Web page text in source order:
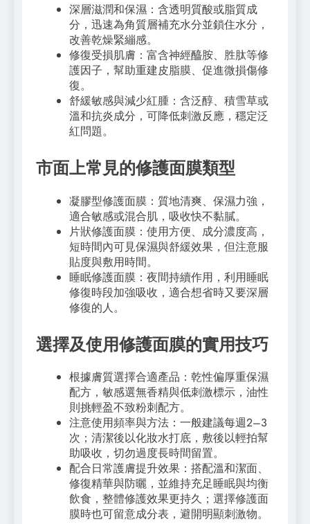
深層滋潤和保濕：含透明質酸或脂質成
分，迅速為角質層補充水分並鎖住水分，
改善乾燥緊繃感。
修復受損肌膚：富含神經醯胺、胜肽等修
護因子，幫助重建皮脂膜、促進微損傷修
復。
舒緩敏感與減少紅腫：含泛醇、積雪草或
溫和抗炎成分，可降低刺激反應，穩定泛
紅問題。
市面上常見的修護面膜類型
凝膠型修護面膜：質地清爽、保濕力強，
適合敏感或混合肌，吸收快不黏膩。
片狀修護面膜：使用方便、成分濃度高，
短時間內可見保濕與舒緩效果，但注意服
貼度與敷用時間。
睡眠修護面膜：夜間持續作用，利用睡眠
修復時段加強吸收，適合想省時又要深層
修復的人。
選擇及使用修護面膜的實用技巧
根據膚質選擇合適產品：乾性偏厚重保濕
配方，敏感選無香精與低刺激標示，油性
則挑輕盈不致粉刺配方。
注意使用頻率與方法：一般建議每週2–3
次；清潔後以化妝水打底，敷後以輕拍幫
助吸收，切勿過度長時間留置。
配合日常護膚提升效果：搭配溫和潔面、
修復精華與防曬，並維持充足睡眠與均衡
飲食，整體修護效果更持久；選擇修護面
膜時也可留意成分表，避開明顯刺激物。